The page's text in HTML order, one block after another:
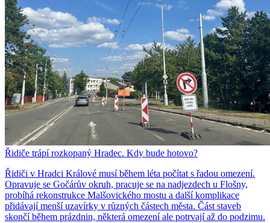
Řidiče trápí rozkopaný Hradec. Kdy bude hotovo?
Řidiči v Hradci Králové musí během léta počítat s řadou omezení.
Opravuje se Gočárův okruh, pracuje se na nadjezdech u Flošny,
probíhá rekonstrukce Malšovického mostu a další komplikace
přidávají menší uzavírky v různých částech města. Část staveb
skončí během prázdnin, některá omezení ale potrvají až do podzimu.